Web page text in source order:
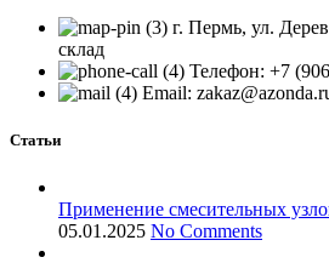
г. Пермь, ул.
склад
Телефон: +7
Email:
Статьи
Применение смесительных
05.01.2025 No Comments